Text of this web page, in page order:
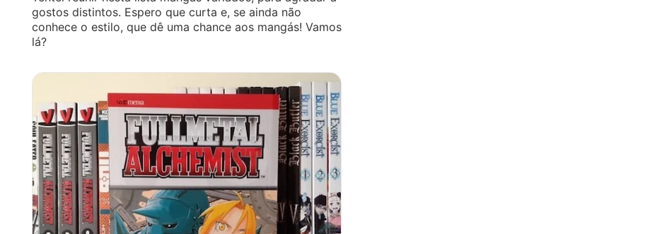
gostos distintos. Espero que curta e, se ainda não
conhece o estilo, que dê uma chance aos mangás! Vamos
lá?